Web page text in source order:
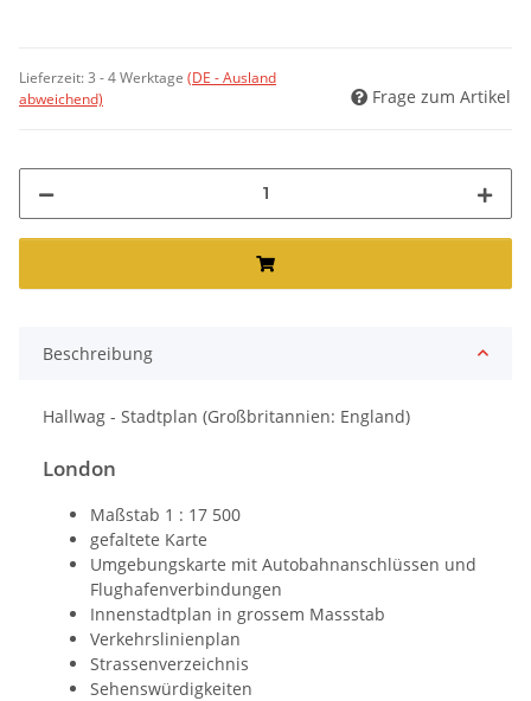
Lieferzeit:3 - 4 Werktage (DE - Ausland
abweichend)
Frage zum Artikel
Beschreibung
Hallwag - Stadtplan (Großbritannien: England)
London
Maßstab 1 : 17 500
gefaltete Karte
Umgebungskarte mit Autobahnanschlüssen und
Flughafenverbindungen
Innenstadtplan in grossem Massstab
Verkehrslinienplan
Strassenverzeichnis
Sehenswürdigkeiten